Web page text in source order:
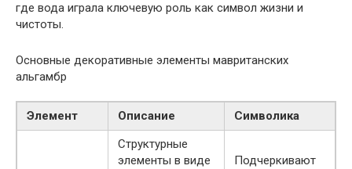
где вода играла ключевую роль как символ жизни и
чистоты.
Основные декоративные элементы мавританских
альгамбр
Элемент Описание Символика
Структурные
элементы в виде
Подчеркивают